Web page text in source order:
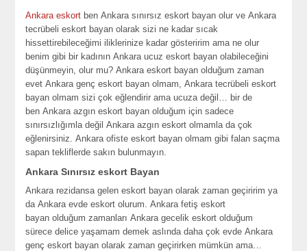
Ankara eskort benAnkara sınırsız eskort bayan olur veAnkara
tecrübeli eskort bayan olarak sizi ne kadar sıcak
hissettirebileceğimi iliklerinize kadar gösteririm ama ne olur
benim gibi bir kadınınAnkara ucuz eskort bayan olabileceğini
düşünmeyin, olur mu?Ankara eskort bayan olduğum zaman
evetAnkara genç eskort bayan olmam,Ankara tecrübeli eskort
bayan olmam sizi çok eğlendirir ama ucuza değil… bir de
benAnkara azgın eskort bayan olduğum için sadece
sınırsızlığımla değilAnkara azgın eskort olmamla da çok
eğlenirsiniz.Ankara ofiste eskort bayan olmam gibi falan saçma
sapan tekliflerde sakın bulunmayın.
Ankara Sınırsız eskort Bayan
Ankara rezidansa gelen eskort bayan olarak zaman geçiririm ya
daAnkara evde eskortolurum.Ankara fetiş eskort
bayan olduğum zamanlarıAnkara gecelik eskort olduğum
sürece delice yaşamam demek aslında daha çok evdeAnkara
genç eskort bayan olarak zaman geçirirken mümkün ama…